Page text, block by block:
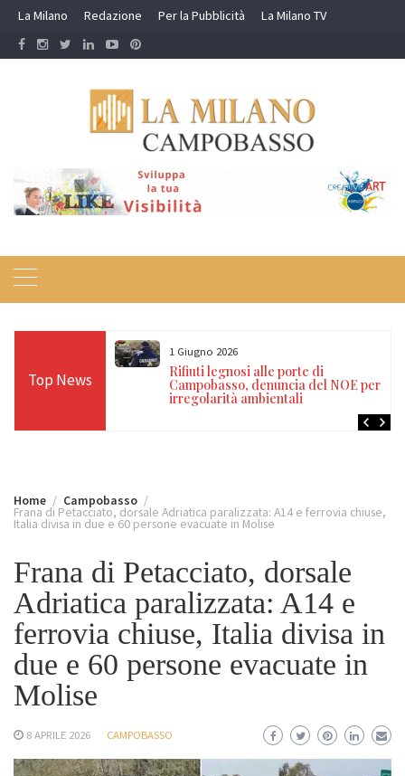
Skip
content
La Milano Redazione Per la Pubblicità La Milano TV
Top News
contro il
1 Giugno 2026
Rifiuti legnosi alle porte di
Campobasso, denuncia del NOE per
irregolarità ambientali
Home Campobasso
Frana di Petacciato, dorsale Adriatica paralizzata: A14 e ferrovia chiuse,
Italia divisa in due e 60 persone evacuate in Molise
Frana di Petacciato, dorsale
Adriatica paralizzata: A14 e
ferrovia chiuse, Italia divisa in
due e 60 persone evacuate in
Molise
8 APRILE 2026 CAMPOBASSO